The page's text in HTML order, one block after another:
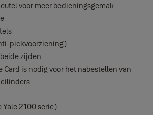
voor meer bedieningsgemak
pickvoorziening)
zijden
Card is nodig voor het nabestellen van
2100 serie)